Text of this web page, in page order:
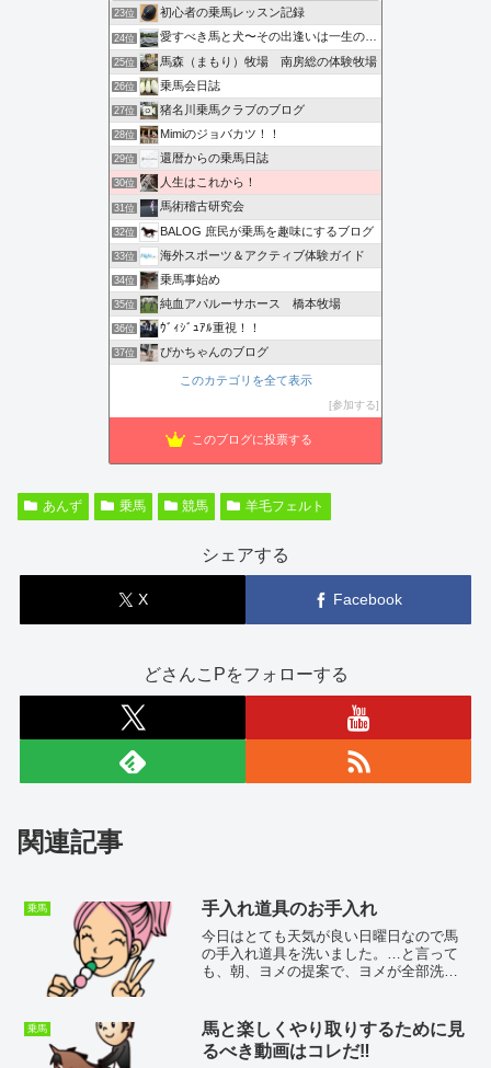
23位 初心者の乗馬レッスン記録
24位 愛すべき馬と犬〜その出逢いは一生の宝物〜
25位 馬森（まもり）牧場 南房総の体験牧場
26位 乗馬会日誌
27位 猪名川乗馬クラブのブログ
28位 Mimiのジョバカツ！！
29位 還暦からの乗馬日誌
30位 人生はこれから！
31位 馬術稽古研究会
32位 BALOG 庶民が乗馬を趣味にするブログ
33位 海外スポーツ＆アクティブ体験ガイド
34位 乗馬事始め
35位 純血アパルーサホース 橋本牧場
36位 ｳﾞｨｼﾞｭｱﾙ重視！！
37位 ぴかちゃんのブログ
このカテゴリを全て表示
参加する
このブログに投票する
あんず 乗馬 競馬 羊毛フェルト
シェアする
X Facebook
どさんこPをフォローする
関連記事
乗馬 手入れ道具のお手入れ
今日はとても天気が良い日曜日なので馬
の手入れ道具を洗いました。…と言って
も、朝、ヨメの提案で、ヨメが全部洗っ
す。道具がきれいだと気持ちがいいです
ね。ヨメは時々手入れ道具を...
乗馬
馬と楽しくやり取りするために見
るべき動画はコレだ‼